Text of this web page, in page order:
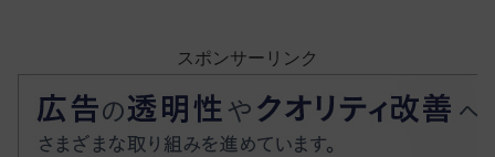
スポンサーリンク